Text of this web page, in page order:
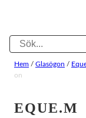
Hem / Glasögon /
on
EQUE.M